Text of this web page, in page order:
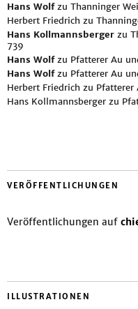
Hans Wolfzu Thanninger
Herbert Friedrich zu
Hans Kollmannsberger zu
739
Hans Wolfzu Pfatterer Au
Hans Wolfzu Pfatterer Au
Herbert Friedrich zu Pfatterer
Hans Kollmannsberger zu
VERÖFFENTLICHUNGEN
Veröffentlichungen auf
ILLUSTRATIONEN